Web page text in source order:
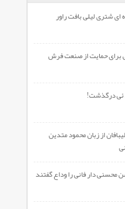
ای شتری لیلی بافت راور
برای حمایت از صنعت فرش
ئی درگذشت!
از زبان محمود متدین
محسنی دار فانی را وداع گفتند